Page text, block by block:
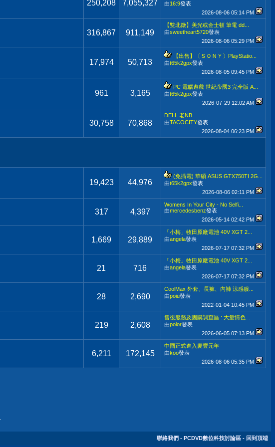
250,208 7,055,327
由16:9發表
2026-08-06 05:14 PM
316,867 911,149
【雙北徵】美光或金士頓 筆電 dd...
由sweetheart5720發表
2026-08-06 05:29 PM
17,974 50,713
【出售】〔ＳＯＮＹ〕PlayStatio...
由t65k2gpx發表
2026-08-05 09:45 PM
961 3,165
PC 電腦遊戲 世紀帝國3 完全版 A...
由t65k2gpx發表
2026-07-29 12:02 AM
30,758 70,868
DELL 老NB
由TACOCITY發表
2026-08-04 06:23 PM
19,423 44,976
(免插電) 華碩 ASUS GTX750TI 2G...
由t65k2gpx發表
2026-08-06 02:11 PM
317 4,397
Womens In Your City - No Selfi...
由mercedesbenz發表
2026-05-14 02:42 PM
1,669 29,889
「小梅」牧田原廠電池 40V XGT 2...
由angela發表
2026-07-17 07:32 PM
21 716
「小梅」牧田原廠電池 40V XGT 2...
由angela發表
2026-07-17 07:32 PM
28 2,690
CoolMax 外套、長褲、內褲 涼感服...
由poiu發表
2022-01-04 10:45 PM
219 2,608
售後服務及團購調查區 : 大量情色...
由polor發表
2026-06-05 07:13 PM
6,211 172,145
中國正式進入慶豐元年
由koo發表
2026-08-06 05:35 PM
聯絡我們 - PCDVD數位科技討論區 - 回到頂端